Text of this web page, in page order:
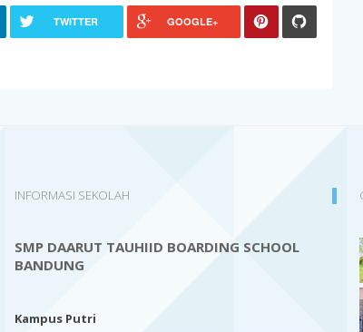
TWITTER GOOGLE+
INFORMASI SEKOLAH
SMP DAARUT TAUHIID BOARDING SCHOOL
BANDUNG
Kampus Putri